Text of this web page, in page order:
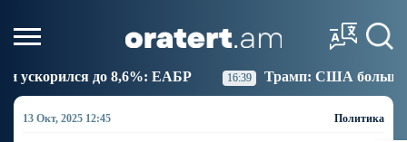
ЕАБР 16:39 Трамп: США больше не намерены вести
13 Окт, 2025 12:45 Политика